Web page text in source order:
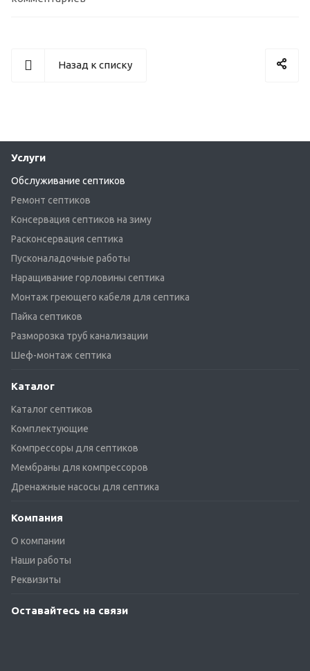
Назад к списку
Услуги
Обслуживание септиков
Ремонт септиков
Консервация септиков на зиму
Расконсервация септика
Пусконаладочные работы
Наращивание горловины септика
Монтаж греющего кабеля для септика
Пайка септиков
Разморозка труб канализации
Шеф-монтаж септика
Каталог
Каталог септиков
Комплектующие
Компрессоры для септиков
Мембраны для компрессоров
Дренажные насосы для септика
Компания
О компании
Наши работы
Реквизиты
Оставайтесь на связи